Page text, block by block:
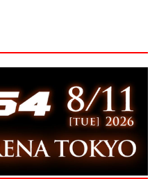
フレット 販売価格:2,000円
WORLD GRAND-PRIX
価格:9,000円 ※会場先行発
入の方には特典として「サ
ト」と「シリコ...